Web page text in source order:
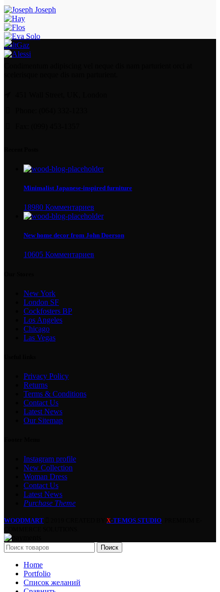
BaltGaz
Minimalist Japanese-inspired furniture
18980 Комментариев
New home decor from John Doerson
10605 Комментариев
New York
London SF
Cockfosters BP
Los Angeles
Chicago
Las Vegas
Privacy Policy
Returns
Terms & Conditions
Contact Us
Latest News
Our Sitemap
Instagram profile
New Collection
Woman Dress
Contact Us
Latest News
Purchase Theme
WOODMART X-TEMOS STUDIO
Поиск
Home
Portfolio
Список желаний